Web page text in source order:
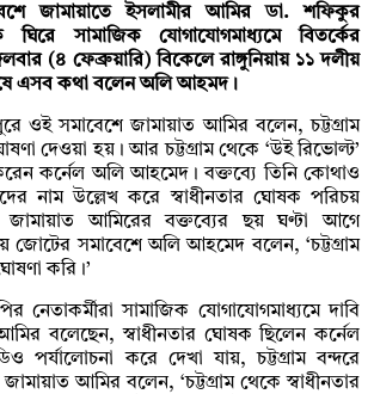
জামায়াতে ইসলামীর আমির ডা. শফিকুর
ঘিরে সামাজিক যোগাযোগমাধ্যমে বিতর্কের
(৪ ফেব্রুয়ারি) বিকেলে রাঙ্গুনিয়ায় ১১ দলীয়
এসব কথা বলেন অলি আহমদ।
ওই সমাবেশে জামায়াত আমির বলেন, চট্টগ্রাম
দেওয়া হয়। আর চট্টগ্রাম থেকে ‘উই রিভোল্ট’
কর্নেল অলি আহমেদ। বক্তব্যে তিনি কোথাও
নাম উল্লেখ করে স্বাধীনতার ঘোষক পরিচয়
আমিরের বক্তব্যের ছয় ঘণ্টা আগে
জোটের সমাবেশে অলি আহমেদ বলেন, ‘চট্টগ্রাম
করি।’
নেতাকর্মীরা সামাজিক যোগাযোগমাধ্যমে দাবি
বলেছেন, স্বাধীনতার ঘোষক ছিলেন কর্নেল
পর্যালোচনা করে দেখা যায়, চট্টগ্রাম বন্দরে
আমির বলেন, ‘চট্টগ্রাম থেকে স্বাধীনতার